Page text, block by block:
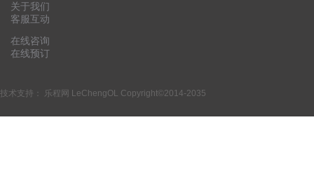
关于我们
客服互动
在线咨询
在线预订
技术支持： 乐程网 LeChengOL Copyright©2014-2035